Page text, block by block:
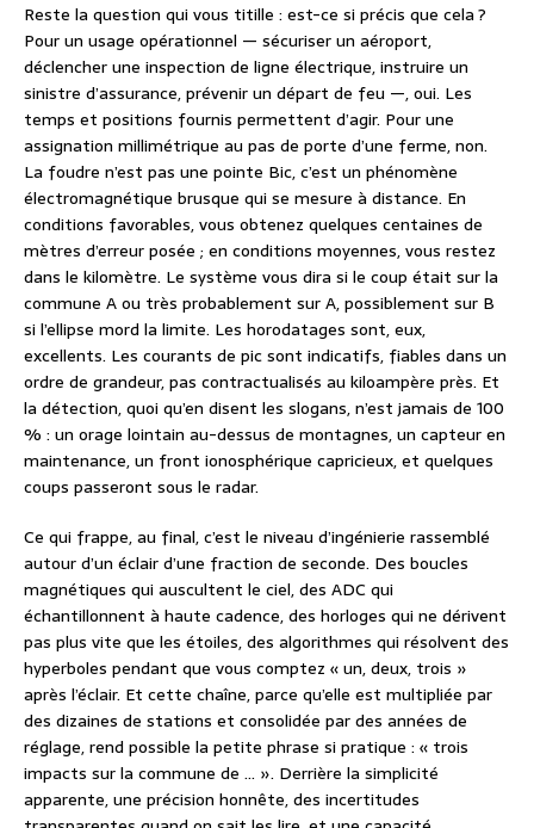
Reste la question qui vous titille : est-ce si précis que cela ?
Pour un usage opérationnel — sécuriser un aéroport,
déclencher une inspection de ligne électrique, instruire un
sinistre d’assurance, prévenir un départ de feu —, oui. Les
temps et positions fournis permettent d’agir. Pour une
assignation millimétrique au pas de porte d’une ferme, non.
La foudre n’est pas une pointe Bic, c’est un phénomène
électromagnétique brusque qui se mesure à distance. En
conditions favorables, vous obtenez quelques centaines de
mètres d’erreur posée ; en conditions moyennes, vous restez
dans le kilomètre. Le système vous dira si le coup était sur la
commune A ou très probablement sur A, possiblement sur B
si l’ellipse mord la limite. Les horodatages sont, eux,
excellents. Les courants de pic sont indicatifs, fiables dans un
ordre de grandeur, pas contractualisés au kiloampère près. Et
la détection, quoi qu’en disent les slogans, n’est jamais de 100
% : un orage lointain au-dessus de montagnes, un capteur en
maintenance, un front ionosphérique capricieux, et quelques
coups passeront sous le radar.
Ce qui frappe, au final, c’est le niveau d’ingénierie rassemblé
autour d’un éclair d’une fraction de seconde. Des boucles
magnétiques qui auscultent le ciel, des ADC qui
échantillonnent à haute cadence, des horloges qui ne dérivent
pas plus vite que les étoiles, des algorithmes qui résolvent des
hyperboles pendant que vous comptez « un, deux, trois »
après l’éclair. Et cette chaîne, parce qu’elle est multipliée par
des dizaines de stations et consolidée par des années de
réglage, rend possible la petite phrase si pratique : « trois
impacts sur la commune de … ». Derrière la simplicité
apparente, une précision honnête, des incertitudes